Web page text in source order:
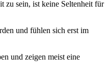
zu sein, ist keine Seltenheit für
und fühlen sich erst im
und zeigen meist eine